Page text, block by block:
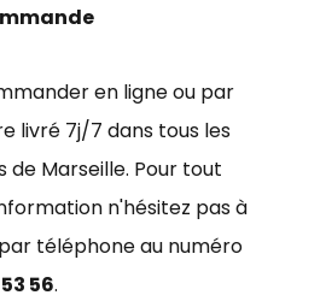
en ligne ou par
livré 7j/7 dans tous les
Marseille. Pour tout
n'hésitez pas à
téléphone au numéro
56.